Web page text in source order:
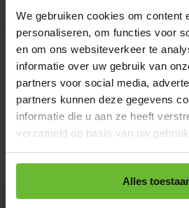
We gebruiken cookies om content
personaliseren, om functies voor
en om ons websiteverkeer te
informatie over uw gebruik van
partners voor social media,
partners kunnen deze gegevens
informatie die u aan ze heeft
verzameld op basis van uw
Alles
Op werkdagen voor 15.00 uur
verzonden.
100 gram
Totaal:
Koop 3 voor €5,81
Totaal: